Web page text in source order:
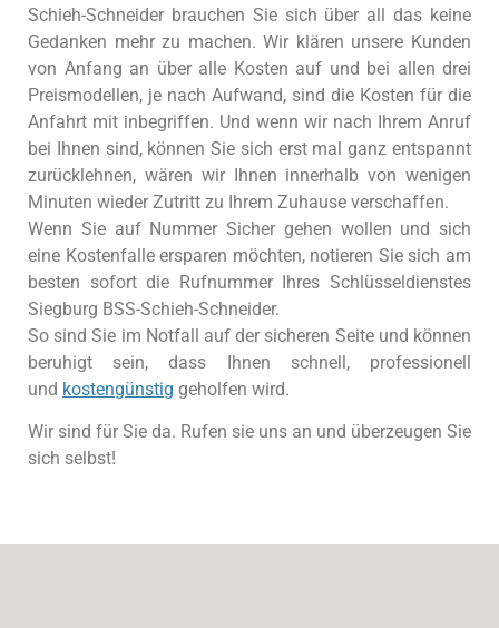
Schieh-Schneider brauchen Sie sich über all das keine
Gedanken mehr zu machen. Wir klären unsere Kunden
von Anfang an über alle Kosten auf und bei allen drei
Preismodellen, je nach Aufwand, sind die Kosten für die
Anfahrt mit inbegriffen. Und wenn wir nach Ihrem Anruf
bei Ihnen sind, können Sie sich erst mal ganz entspannt
zurücklehnen, wären wir Ihnen innerhalb von wenigen
Minuten wieder Zutritt zu Ihrem Zuhause verschaffen.
Wenn Sie auf Nummer Sicher gehen wollen und sich
eine Kostenfalle ersparen möchten, notieren Sie sich am
besten sofort die Rufnummer Ihres Schlüsseldienstes
Siegburg BSS-Schieh-Schneider.
So sind Sie im Notfall auf der sicheren Seite und können
beruhigt sein, dass Ihnen schnell, professionell
und kostengünstig geholfen wird.
Wir sind für Sie da. Rufen sie uns an und überzeugen Sie
sich selbst!